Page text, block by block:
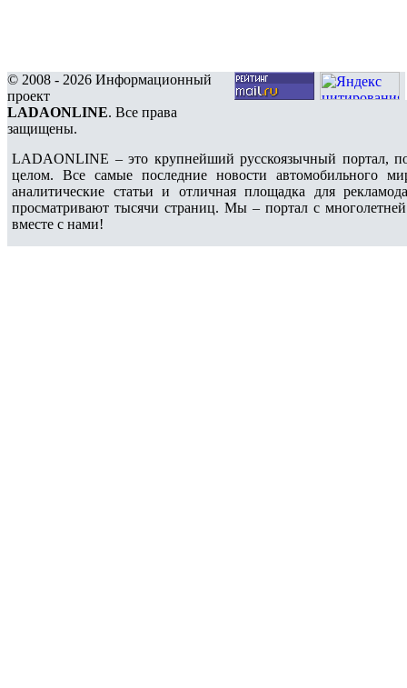
© 2008 - 2026 Информационный
проект
LADAONLINE. Все права
защищены.
LADAONLINE – это крупнейший русскоязычный портал,
целом. Все самые последние новости автомобильного
аналитические статьи и отличная площадка для
просматривают тысячи страниц. Мы – портал с
вместе с нами!